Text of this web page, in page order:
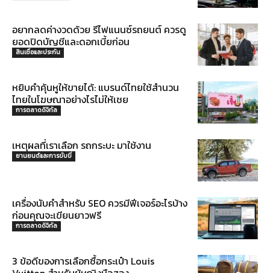
อยากลดค่างวดด้วย รีไฟแนนซ์รถยนต์ ควรดู
ยอดปิดบัญชีและดอกเบี้ยก่อน
สินเชื่อและประกัน
หยิบคำคุ้นหูให้ขายได้: แบรนด์ไทยใช้สำนวน
ไทยในโฆษณาอย่างไรไม่ให้เชย
การตลาดดิจิทัล
เหตุผลที่เราเลือก รถกระบะ มาใช้งาน
ยานยนต์และการขับขี่
เครื่องนับคำสำหรับ SEO ควรมีฟีเจอร์อะไรบ้าง
ก่อนคุณจะเขียนยาวฟรี
การตลาดดิจิทัล
3 ข้อดีของการเลือกซื้อกระเป๋า Louis